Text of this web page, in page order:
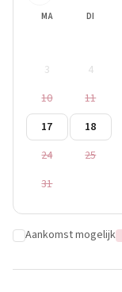
MA DI
3
4
10
11
17
18
24
25
31
Aankomst mogelijk